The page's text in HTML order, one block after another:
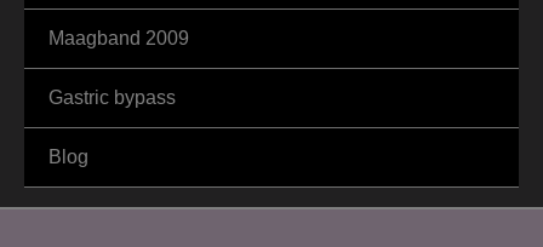
Maagband 2009
Gastric bypass
Blog